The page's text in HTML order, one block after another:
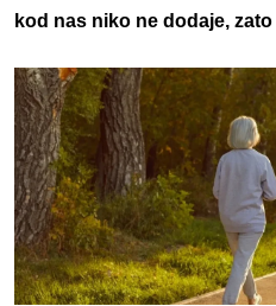
kod nas niko ne dodaje,